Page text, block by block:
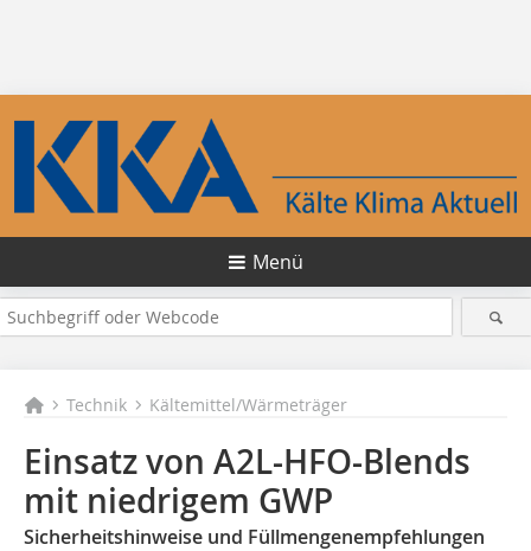
Menü
Technik Kältemittel/Wärmeträger
Einsatz von A2L-HFO-Blends
mit niedrigem GWP
Sicherheitshinweise und Füllmengenempfehlungen